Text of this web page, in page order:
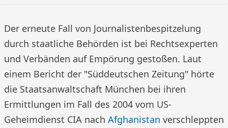
Der erneute Fall von Journalistenbespitzelung
durch staatliche Behörden ist bei Rechtsexperten
und Verbänden auf Empörung gestoßen. Laut
einem Bericht der "Süddeutschen Zeitung" hörte
die Staatsanwaltschaft München bei ihren
Ermittlungen im Fall des 2004 vom US-
Geheimdienst CIA nach Afghanistan verschleppten